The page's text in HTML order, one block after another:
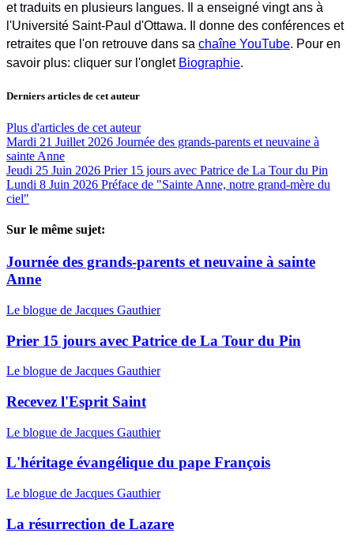
et traduits en plusieurs langues. Il a enseigné vingt ans à
l'Université Saint-Paul d'Ottawa. Il donne des conférences et
retraites que l'on retrouve dans sa chaîne YouTube. Pour en
savoir plus: cliquer sur l'onglet Biographie.
Derniers articles de cet auteur
Plus d'articles de cet auteur
Mardi 21 Juillet 2026 Journée des grands-parents et neuvaine à
sainte Anne
Jeudi 25 Juin 2026 Prier 15 jours avec Patrice de La Tour du Pin
Lundi 8 Juin 2026 Préface de "Sainte Anne, notre grand-mère du
ciel"
Sur le même sujet:
Journée des grands-parents et neuvaine à sainte
Anne
Le blogue de Jacques Gauthier
Prier 15 jours avec Patrice de La Tour du Pin
Le blogue de Jacques Gauthier
Recevez l'Esprit Saint
Le blogue de Jacques Gauthier
L'héritage évangélique du pape François
Le blogue de Jacques Gauthier
La résurrection de Lazare